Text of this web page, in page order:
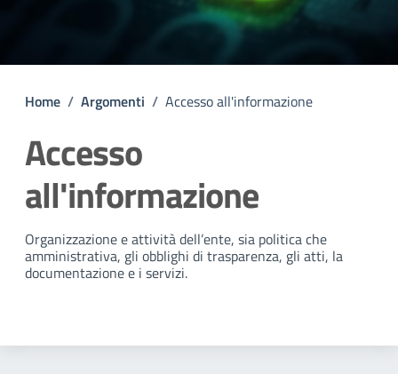
Home / Argomenti / Accesso all'informazione
Accesso
all'informazione
Dettagli della notizia
Organizzazione e attività dell’ente, sia politica che
amministrativa, gli obblighi di trasparenza, gli atti, la
documentazione e i servizi.